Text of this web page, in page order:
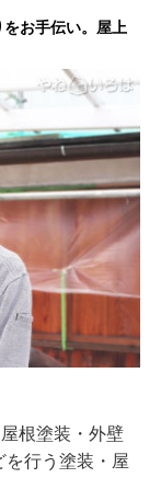
お手伝い。屋上
根塗装・外壁
を行う塗装・屋